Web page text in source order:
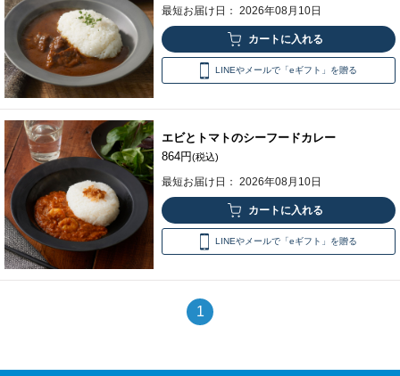
最短お届け日： 2026年08月10日
LINEやメールで「eギフト」を贈る
エビとトマトのシーフードカレー
864円(税込)
最短お届け日： 2026年08月10日
LINEやメールで「eギフト」を贈る
1